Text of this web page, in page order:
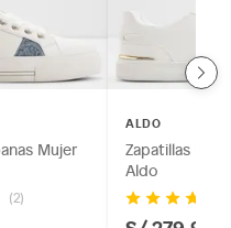
Mujer
(2)
ALDO
Zapatillas
Aldo